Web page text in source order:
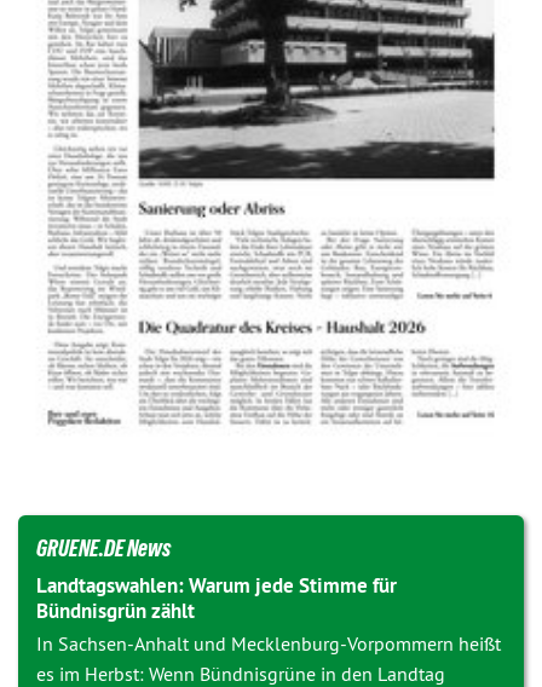
GRUENE.DE News
Landtagswahlen: Warum jede Stimme für
Bündnisgrün zählt
In Sachsen-Anhalt und Mecklenburg-Vorpommern heißt
es im Herbst: Wenn Bündnisgrüne in den Landtag